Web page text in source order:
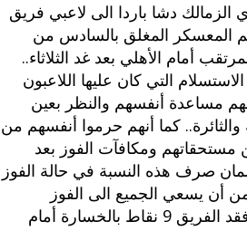
دشا باردا الى لاعبي فريق
المعسكر المغلق بالسادس من
أمام الأهلي بعد غد الثلاثاء..
التي كان عليها اللاعبون
مساعدة أنفسهم والنظر بعين
والثائرة.. كما أنهم حرموا أنفسهم من
ومكافآت الفوز بعد
صرف هذه النسبة في حالة الفوز
من أن يسعي الجميع الى الفوز
والانتصار في اللقاءات الثلاثة وقعوا في فخ الهزيمة تلو الأخرى حتى فقد الفريق 9 نقاط بالخسارة أمام